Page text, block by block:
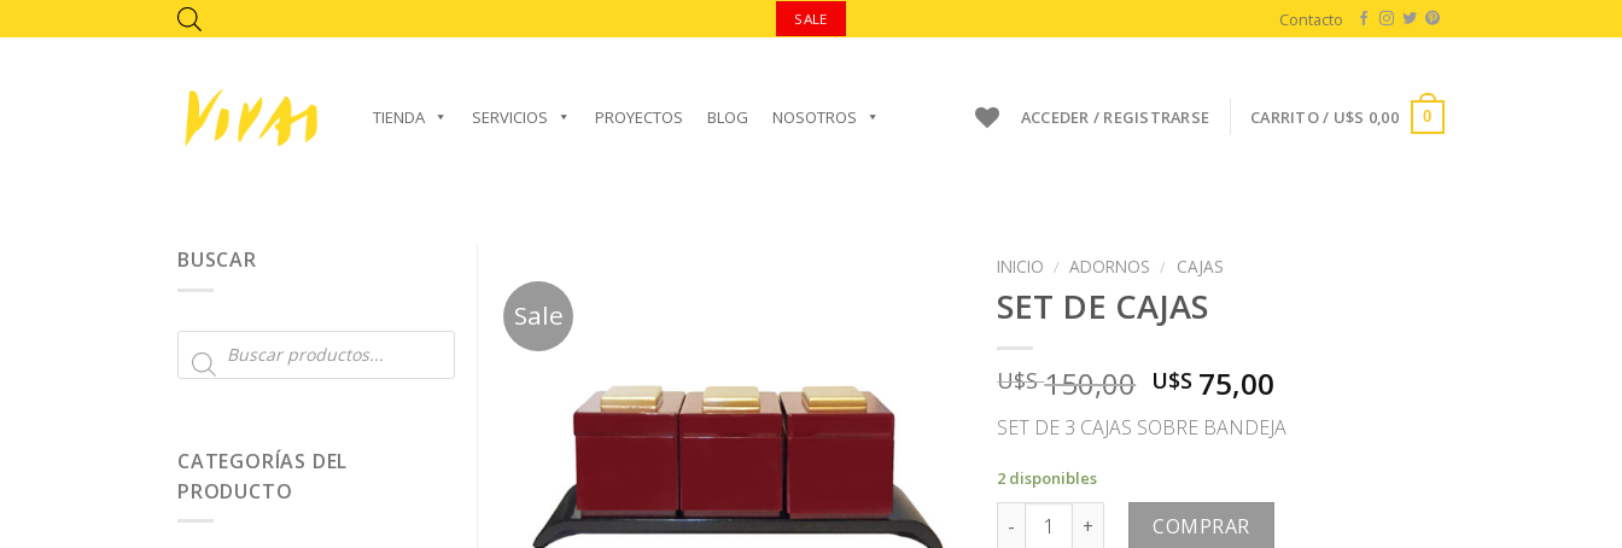
to
SALE Contacto
TIENDA SERVICIOS PROYECTOS BLOG NOSOTROS ACCEDER / REGISTRARSE CARRITO / U$S 0,00 0
BUSCAR
Búsqueda
de
CATEGORÍAS DEL
PRODUCTO
Sale
AÑADIR A
FAVORITOS
INICIO / ADORNOS / CAJAS
SET DE CAJAS
U$S150,00 El
precio
original
U$S
150,00.
U$S 75,00
precio
actual
U$S
SET DE 3 CAJAS SOBRE BANDEJA
2 disponibles
SET DE CAJAS cantidadCOMPRAR